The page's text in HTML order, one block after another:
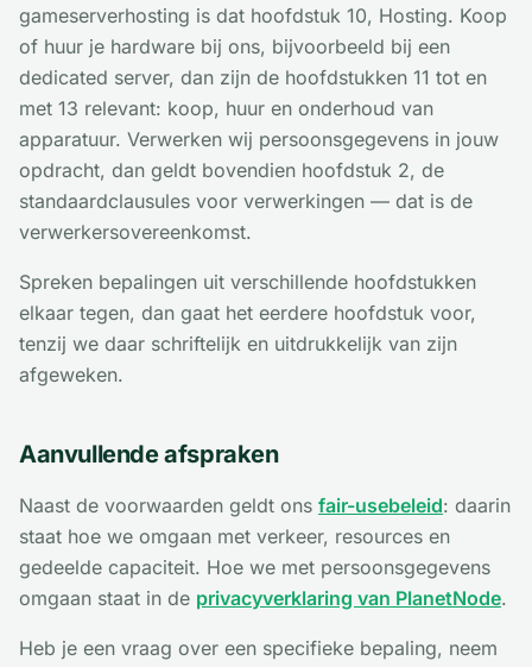
gameserverhosting is dat hoofdstuk 10, Hosting. Koop
of huur je hardware bij ons, bijvoorbeeld bij een
dedicated server, dan zijn de hoofdstukken 11 tot en
met 13 relevant: koop, huur en onderhoud van
apparatuur. Verwerken wij persoonsgegevens in jouw
opdracht, dan geldt bovendien hoofdstuk 2, de
standaardclausules voor verwerkingen — dat is de
verwerkersovereenkomst.
Spreken bepalingen uit verschillende hoofdstukken
elkaar tegen, dan gaat het eerdere hoofdstuk voor,
tenzij we daar schriftelijk en uitdrukkelijk van zijn
afgeweken.
Aanvullende afspraken
Naast de voorwaarden geldt ons fair-usebeleid: daarin
staat hoe we omgaan met verkeer, resources en
gedeelde capaciteit. Hoe we met persoonsgegevens
omgaan staat in de privacyverklaring van PlanetNode.
Heb je een vraag over een specifieke bepaling, neem